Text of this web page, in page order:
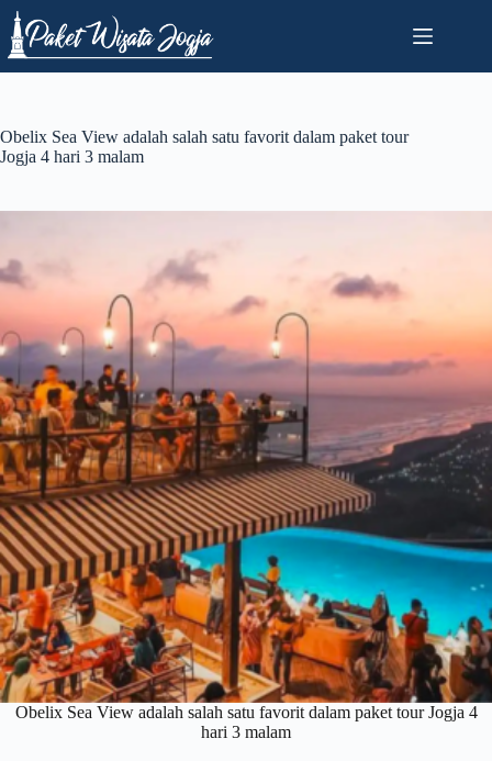
Skip
content
Obelix Sea View adalah salah satu favorit dalam paket tour
Jogja 4 hari 3 malam
Obelix Sea View adalah salah satu favorit dalam paket tour Jogja 4
hari 3 malam